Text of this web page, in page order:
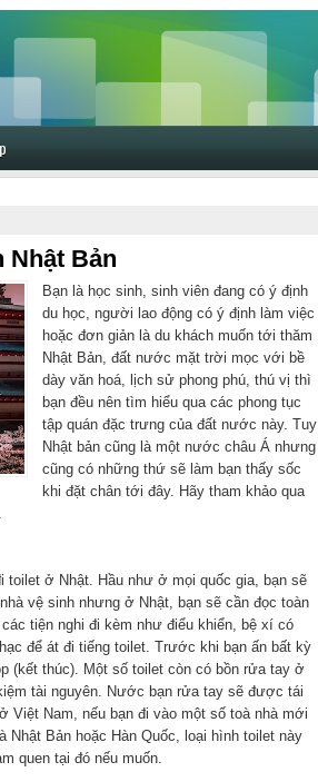
Nhật Bản
Bạn là học sinh, sinh viên đang có ý định
du học, người lao động có ý định làm việc
hoặc đơn giản là du khách muốn tới thăm
Nhật Bản, đất nước mặt trời mọc với bề
dày văn hoá, lịch sử phong phú, thú vị thì
bạn đều nên tìm hiểu qua các phong tục
tập quán đặc trưng của đất nước này. Tuy
Nhật bản cũng là một nước châu Á nhưng
cũng có những thứ sẽ làm bạn thấy sốc
khi đặt chân tới đây. Hãy tham khảo qua
toilet ở Nhật. Hầu như ở mọi quốc gia, bạn sẽ
vệ sinh nhưng ở Nhật, bạn sẽ cần đọc toàn
tiện nghi đi kèm như điểu khiển, bệ xí có
để át đi tiếng toilet. Trước khi bạn ấn bất kỳ
(kết thúc). Một số toilet còn có bồn rửa tay ở
tài nguyên. Nước bạn rửa tay sẽ được tái
Việt Nam, nếu bạn đi vào một số toà nhà mới
Bản hoặc Hàn Quốc, loại hình toilet này
quen tại đó nếu muốn.